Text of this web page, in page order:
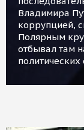
Владимира
коррупцией,
Полярным
отбывал там
политических